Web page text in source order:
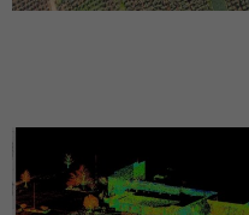
וההתנהגות
ההזדמנות
מותאמות